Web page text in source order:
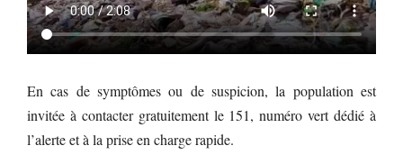
En cas de symptômes ou de suspicion, la population est
invitée à contacter gratuitement le 151, numéro vert dédié à
l’alerte et à la prise en charge rapide.